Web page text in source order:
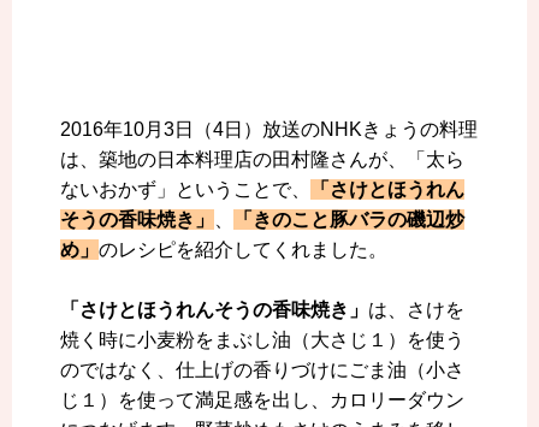
2016年10月3日（4日）放送のNHKきょうの料理
は、築地の日本料理店の田村隆さんが、「太ら
ないおかず」ということで、
「さけとほうれん
そうの香味焼き」
「きのこと豚バラの磯辺炒
め」 のレシピを紹介してくれました。
「さけとほうれんそうの香味焼き」 は、さけを
焼く時に小麦粉をまぶし油（大さじ１）を使う
のではなく、仕上げの香りづけにごま油（小さ
じ１）を使って満足感を出し、カロリーダウン